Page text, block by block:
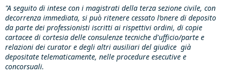
"A seguito di intese con i magistrati della terza sezione civile, con
decorrenza immediata, si può ritenere cessato l’onere di deposito
da parte dei professionisti iscritti ai rispettivi ordini, di copie
cartacee di cortesia delle consulenze tecniche d'ufficio/parte e
relazioni dei curator e degli altri ausiliari del giudice già
depositate telematicamente, nelle procedure esecutive e
concorsuali.